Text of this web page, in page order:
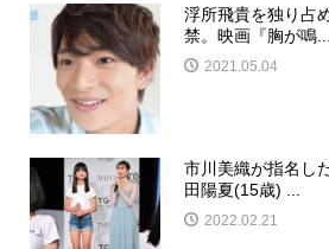
浮所飛貴を独り占
禁。映画『胸が鳴...
2021.05.04
市川美織が指名し
田陽夏(15歳) ...
2022.02.21